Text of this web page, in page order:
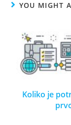
YOU MIGHT
Koliko je